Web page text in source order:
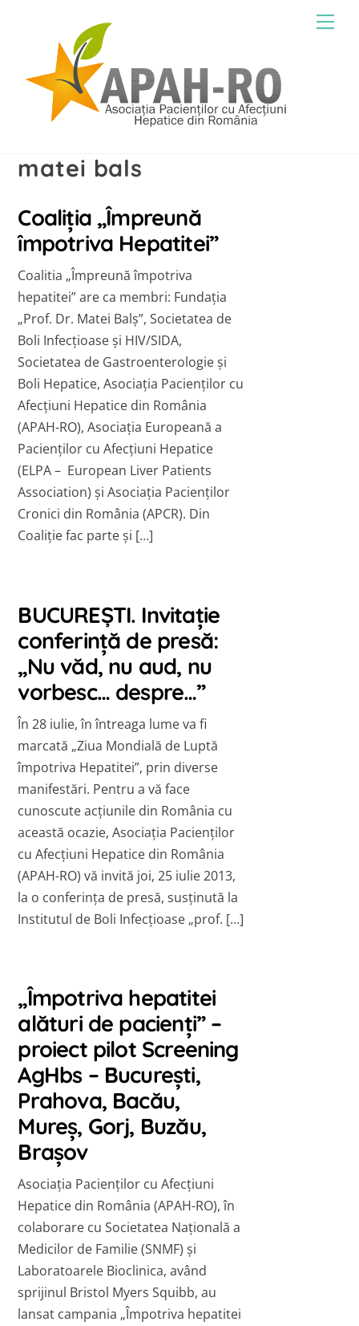
matei bals
Coaliția „Împreună
împotriva Hepatitei”
Coalitia „Împreună împotriva
hepatitei” are ca membri: Fundația
„Prof. Dr. Matei Balș”, Societatea de
Boli Infecțioase și HIV/SIDA,
Societatea de Gastroenterologie și
Boli Hepatice, Asociația Pacienților cu
Afecțiuni Hepatice din România
(APAH-RO), Asociația Europeană a
Pacienților cu Afecțiuni Hepatice
(ELPA – European Liver Patients
Association) și Asociația Pacienților
Cronici din România (APCR). Din
Coaliție fac parte și […]
BUCUREȘTI. Invitație
conferință de presă:
„Nu văd, nu aud, nu
vorbesc… despre…”
În 28 iulie, în întreaga lume va fi
marcată „Ziua Mondială de Luptă
împotriva Hepatitei”, prin diverse
manifestări. Pentru a vă face
cunoscute acțiunile din România cu
această ocazie, Asociația Pacienților
cu Afecțiuni Hepatice din România
(APAH-RO) vă invită joi, 25 iulie 2013,
la o conferința de presă, susținută la
Institutul de Boli Infecțioase „prof. […]
„Împotriva hepatitei
alături de pacienţi” –
proiect pilot Screening
AgHbs – Bucureşti,
Prahova, Bacău,
Mureş, Gorj, Buzău,
Braşov
Asociaţia Pacienţilor cu Afecţiuni
Hepatice din România (APAH-RO), în
colaborare cu Societatea Naţională a
Medicilor de Familie (SNMF) şi
Laboratoarele Bioclinica, având
sprijinul Bristol Myers Squibb, au
lansat campania „Împotriva hepatitei